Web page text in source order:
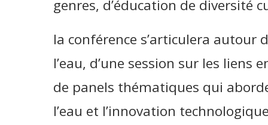
genres, d’éducation de diversité
la conférence s’articulera autour
l’eau, d’une session sur les liens
de panels thématiques qui
l’eau et l’innovation